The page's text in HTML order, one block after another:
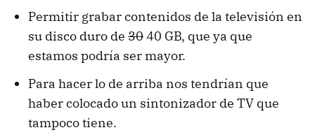
Permitir grabar contenidos de la televisión en
su disco duro de 3040 GB, que ya que
estamos podría ser mayor.
Para hacer lo de arriba nos tendrían que
haber colocado un sintonizador de TV que
tampoco tiene.